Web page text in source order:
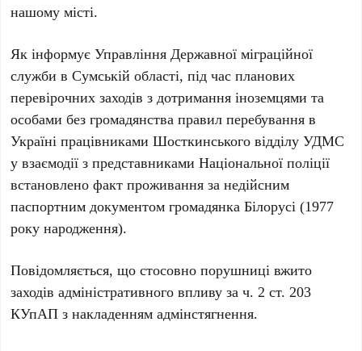
нашому місті.
Як інформує Управління Державної міграційної
служби в Сумській області, під час планових
перевірочних заходів з дотримання іноземцями та
особами без громадянства правил перебування в
Україні працівниками Шосткинського відділу УДМС
у взаємодії з представниками Національної поліції
встановлено факт проживання за недійсним
паспортним документом громадянка Білорусі (1977
року народження).
Повідомляється, що стосовно порушниці вжито
заходів адміністративного впливу за ч. 2 ст. 203
КУпАП з накладенням адмінстягнення.